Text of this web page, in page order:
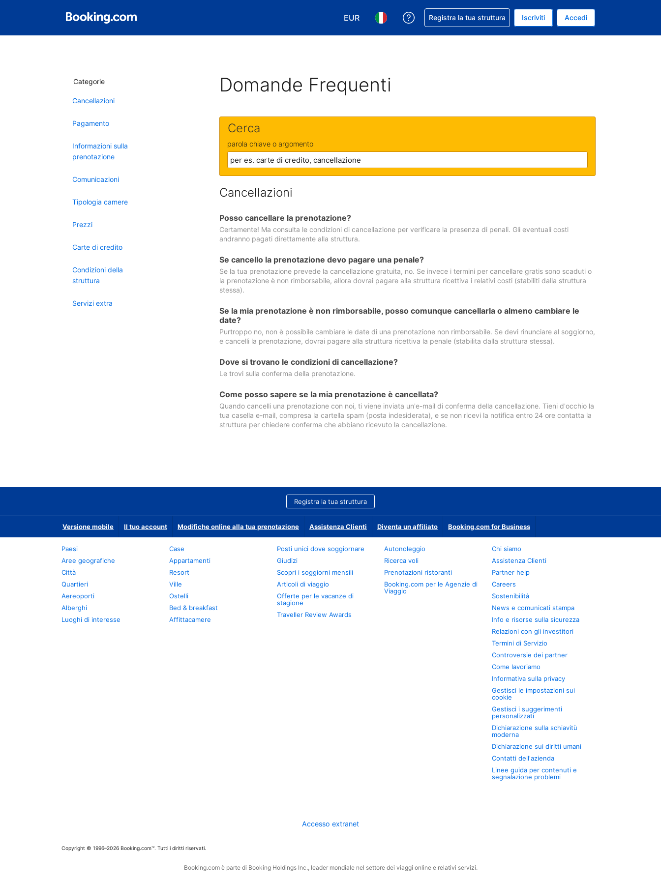
EUR
Scegli la tua valuta. Valuta attuale: Euro
Scegli la tua lingua. Lingua attuale: Italiano
Ricevi aiuto con la prenotazione
Registra la tua struttura Iscriviti Accedi
Categorie
Cancellazioni
Pagamento
Informazioni sulla
prenotazione
Comunicazioni
Tipologia camere
Prezzi
Carte di credito
Condizioni della
struttura
Servizi extra
Domande Frequenti
Cerca
parola chiave o argomento
Cancellazioni
Posso cancellare la prenotazione?
Certamente! Ma consulta le condizioni di cancellazione per verificare la presenza di penali. Gli eventuali costi
andranno pagati direttamente alla struttura.
Se cancello la prenotazione devo pagare una penale?
Se la tua prenotazione prevede la cancellazione gratuita, no. Se invece i termini per cancellare gratis sono scaduti o
la prenotazione è non rimborsabile, allora dovrai pagare alla struttura ricettiva i relativi costi (stabiliti dalla struttura
stessa).
Se la mia prenotazione è non rimborsabile, posso comunque cancellarla o almeno cambiare le
date?
Purtroppo no, non è possibile cambiare le date di una prenotazione non rimborsabile. Se devi rinunciare al soggiorno,
e cancelli la prenotazione, dovrai pagare alla struttura ricettiva la penale (stabilita dalla struttura stessa).
Dove si trovano le condizioni di cancellazione?
Le trovi sulla conferma della prenotazione.
Come posso sapere se la mia prenotazione è cancellata?
Quando cancelli una prenotazione con noi, ti viene inviata un'e-mail di conferma della cancellazione. Tieni d'occhio la
tua casella e-mail, compresa la cartella spam (posta indesiderata), e se non ricevi la notifica entro 24 ore contatta la
struttura per chiedere conferma che abbiano ricevuto la cancellazione.
Registra la tua struttura
Versione mobile Il tuo account Modifiche online alla tua prenotazione Assistenza Clienti Diventa un affiliato Booking.com for Business
Paesi
Aree geografiche
Città
Quartieri
Aereoporti
Alberghi
Luoghi di interesse
Case
Appartamenti
Resort
Ville
Ostelli
Bed & breakfast
Affittacamere
Posti unici dove soggiornare
Giudizi
Scopri i soggiorni mensili
Articoli di viaggio
Offerte per le vacanze di
stagione
Traveller Review Awards
Autonoleggio
Ricerca voli
Prenotazioni ristoranti
Booking.com per le Agenzie di
Viaggio
Chi siamo
Assistenza Clienti
Partner help
Careers
Sostenibilità
News e comunicati stampa
Info e risorse sulla sicurezza
Relazioni con gli investitori
Termini di Servizio
Controversie dei partner
Come lavoriamo
Informativa sulla privacy
Gestisci le impostazioni sui
cookie
Gestisci i suggerimenti
personalizzati
Dichiarazione sulla schiavitù
moderna
Dichiarazione sui diritti umani
Contatti dell'azienda
Linee guida per contenuti e
segnalazione problemi
Accesso extranet
Copyright © 1996–2026 Booking.com™. Tutti i diritti riservati.
Booking.com è parte di Booking Holdings Inc., leader mondiale nel settore dei viaggi online e relativi servizi.